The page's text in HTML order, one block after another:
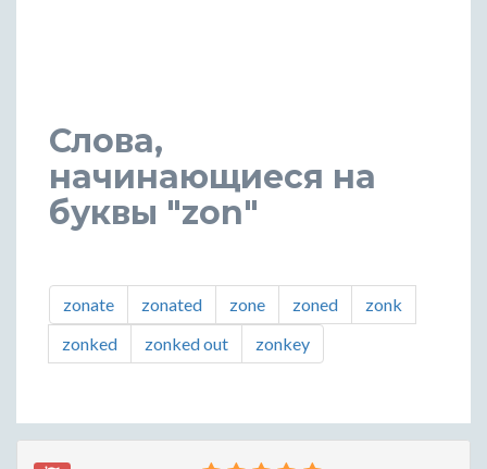
Слова,
начинающиеся на
буквы "zon"
zonate zonated zone zoned
zonk
zonked
zonked out zonkey